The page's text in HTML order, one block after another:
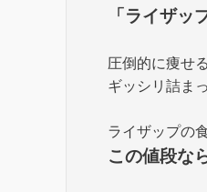
「ライザッ
圧倒的に痩せ
ギッシリ詰ま
ライザップの
この値段な